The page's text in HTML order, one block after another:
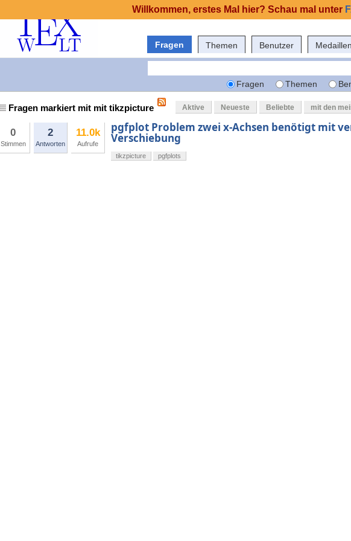
Fragen Themen Benutzer Medaillen
Fragen Themen
Fragen markiert mit mit tikzpicture Aktive Neueste Beliebte mit den
0
Stimmen
2
Antworten
11.0k
Aufrufe
pgfplot Problem zwei x-Achsen benötigt mit
Verschiebung
tikzpicture pgfplots
Willkommen, erstes Mal hier? Schau mal unter